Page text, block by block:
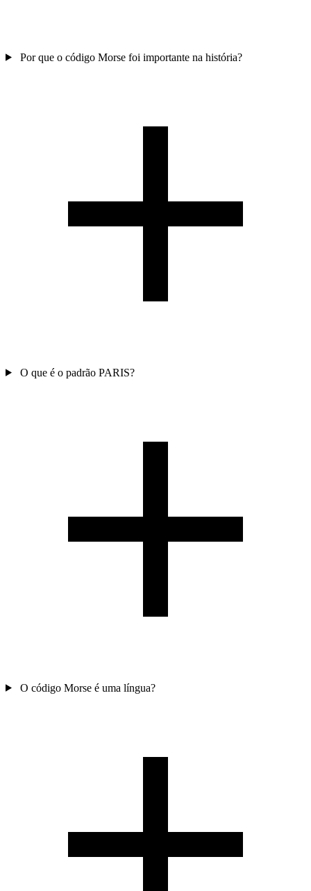
Por que o código Morse foi importante na história?
O que é o padrão PARIS?
O código Morse é uma língua?